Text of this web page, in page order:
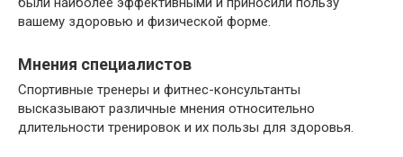
вашему здоровью и физической форме.
Мнения специалистов
Спортивные тренеры и фитнес-консультанты
высказывают различные мнения относительно
длительности тренировок и их пользы для здоровья.